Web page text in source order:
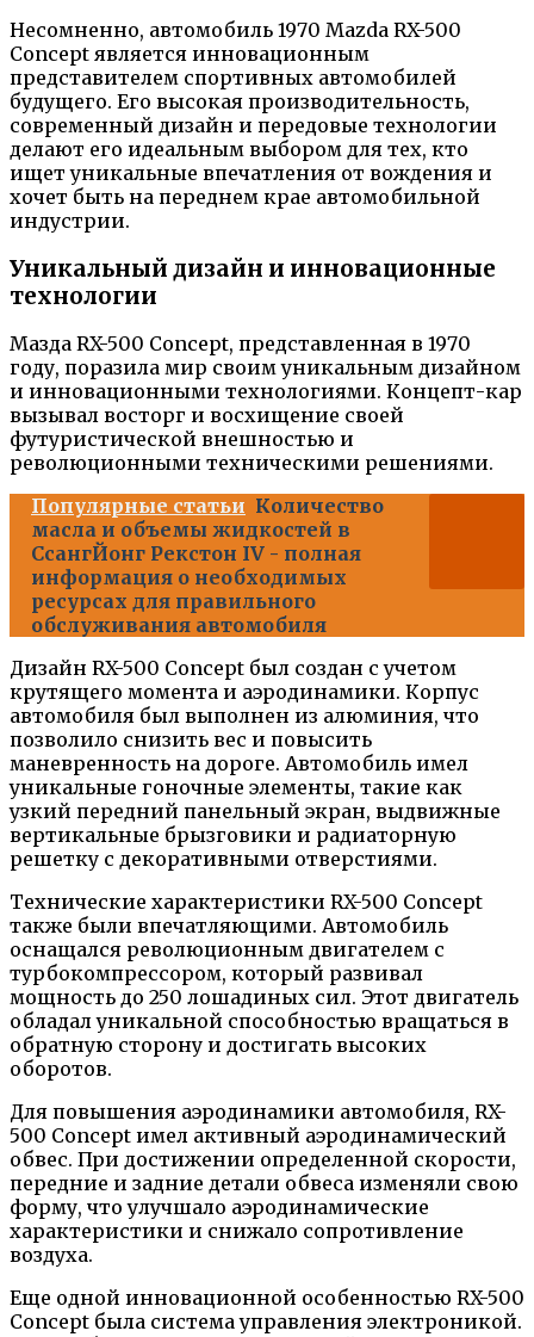
Несомненно, автомобиль 1970 Mazda RX-500
Concept является инновационным
представителем спортивных автомобилей
будущего. Его высокая производительность,
современный дизайн и передовые технологии
делают его идеальным выбором для тех, кто
ищет уникальные впечатления от вождения и
хочет быть на переднем крае автомобильной
индустрии.
Уникальный дизайн и инновационные
технологии
Мазда RX-500 Concept, представленная в 1970
году, поразила мир своим уникальным дизайном
и инновационными технологиями. Концепт-кар
вызывал восторг и восхищение своей
футуристической внешностью и
революционными техническими решениями.
Популярные статьи Количество
масла и объемы жидкостей в
СсангЙонг Рекстон IV - полная
информация о необходимых
ресурсах для правильного
обслуживания автомобиля
Дизайн RX-500 Concept был создан с учетом
крутящего момента и аэродинамики. Корпус
автомобиля был выполнен из алюминия, что
позволило снизить вес и повысить
маневренность на дороге. Автомобиль имел
уникальные гоночные элементы, такие как
узкий передний панельный экран, выдвижные
вертикальные брызговики и радиаторную
решетку с декоративными отверстиями.
Технические характеристики RX-500 Concept
также были впечатляющими. Автомобиль
оснащался революционным двигателем с
турбокомпрессором, который развивал
мощность до 250 лошадиных сил. Этот двигатель
обладал уникальной способностью вращаться в
обратную сторону и достигать высоких
оборотов.
Для повышения аэродинамики автомобиля, RX-
500 Concept имел активный аэродинамический
обвес. При достижении определенной скорости,
передние и задние детали обвеса изменяли свою
форму, что улучшало аэродинамические
характеристики и снижало сопротивление
воздуха.
Еще одной инновационной особенностью RX-500
Concept была система управления электроникой.